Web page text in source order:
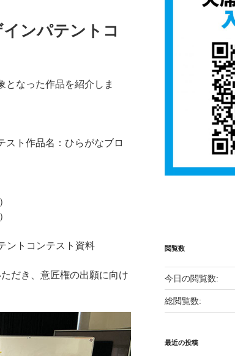
インパテントコ
となった作品を紹介しま
ト作品名：ひらがなブロ
ントコンテスト資料
だき、意匠権の出願に向け
閲覧数
今日の閲覧数:
総閲覧数:
最近の投稿